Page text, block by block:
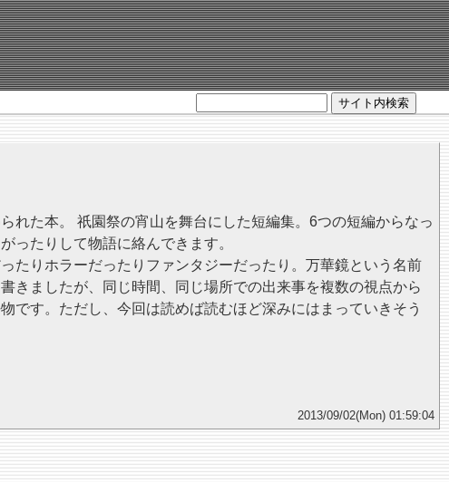
サイト内検索
れた本。 祇園祭の宵山を舞台にした短編集。6つの短編からなっ
ったりして物語に絡んできます。
たりホラーだったりファンタジーだったり。万華鏡という名前
きましたが、同じ時間、同じ場所での出来事を複数の視点から
です。ただし、今回は読めば読むほど深みにはまっていきそう
2013/09/02(Mon) 01:59:04